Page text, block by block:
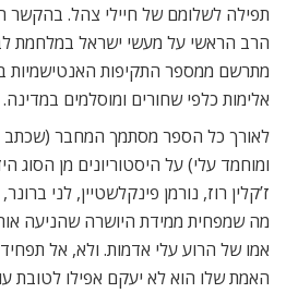
תפילה לשלומם של חיילי צהל. בהקשר
הרב הראשי על מעשי ישראל במלחמת
מתרשם ממספר התקיפות האנטישמיות
אלימות כלפי שחורים ומוסלמים במדינה.
לאורך כל הספר מסתמך המחבר (שכתב
ומוחמד עלי) על היסטוריונים מן הסוג
ז’קלין רוז, נורמן פינקלשטיין, לני
מה שמפחית ממידת היושרה שהניעה
אמו של הרוע עלי אדמות. ולא, אל
האמת שלו הוא לא יעקם אפילו לטובת